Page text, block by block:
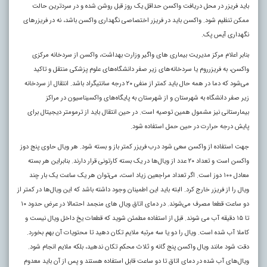
باید فریزر در محل دریافت واکسن حداقل یک روز قبل روشن شده و در سردترین حالت
ممکن تنظیم شود. واکسن باید در فریزر اختصاصی نگهداری واکسن باشد، نه در فریزرهای
نگهداری آیس پک.
بنابر اعلام مرکز مدیریت بیماری های واگیر وزارت بهداشت، واکسن از سردخانه مرکزی
واکسن، به فریزرروم یا سردخانه‌های زیر صفر دانشگاه‌های علوم پزشکی منتقل و تاکید
می‌شود که دما در همه حال باید کمتر از منفی ۲۰ درجه سانتیگراد باشد. انتقال از سردخانه
زیر صفر دانشگاه به شهرستان و از شهرستان به پایگاه‌های واکسیناسیون در مراکز
بیمارستانی نیز مشمول همین توصیه است. در حین انتقال باید از ترمومتر دیجیتال برای
پایش درجه حرارت در حین حمل استفاده شود.
جهت استفاده از واکسن سعی شود درب فریزر کمتر باز و بسته شود. هر ویال حاوی پنج دوز
واکسن است و تعداد ۲۰ عدد از ویال‌ها در یک بسته کارتونی قرار دارند. بنابراین هر بسته
معادل ۱۰۰ دوز است. اگر تعداد مراجعین زیاد است، می‌توان هر یک ساعت یک بار چند
ویال را از فریزر خارج کرد. البته باید این اطمینان وجود داشته باشد که این ویال‌ها در کمتر از
دو ساعت قطعا مصرف می‌شوند. در دمای اتاق ویال های منجمد احتمالا در عرض حدود ۱۰
تا ۱۵ دقیقه آب می شوند. قبل از استفاده مطمئن شوید که قطعات یخ داخل ویال نیست و
کاملا آب شده است. ویال را دو یا سه مرتبه ملایم تکان دهید تا محتویات آن بهم بخورد.
دقت شود مانند ویال واکسن پنج گانه و ثلاث محکم تکان ندهید، بلکه ملایم انجام شود.
ویال‌های آب شده در دمای اتاق تا دو ساعت قابل استفاده هستند و پس از آن باید معدوم